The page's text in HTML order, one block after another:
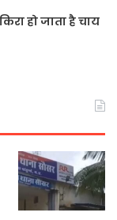
हो जाता है चाय